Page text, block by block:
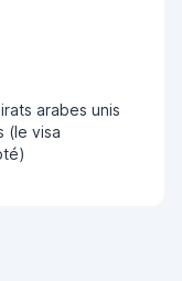
arabes unis
(le visa